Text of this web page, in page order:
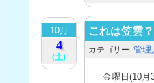
10月
4
(土)
これは笠雲
カテゴリー 管理
金曜日(10月